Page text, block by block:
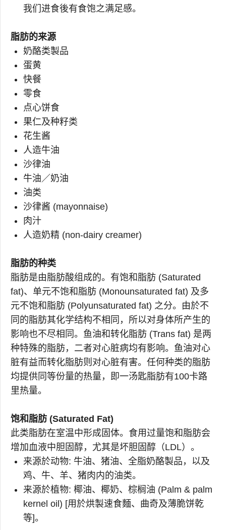
我们进食後有食饱之满足感。
脂肪的来源
奶酪类製品
蛋黄
快餐
零食
点心饼食
果仁及种籽类
花生酱
人造牛油
沙律油
牛油／奶油
油类
沙律酱 (mayonnaise)
肉汁
人造奶精 (non-dairy creamer)
脂肪的种类
脂肪是由脂肪酸组成的。有饱和脂肪 (Saturated
fat)、单元不饱和脂肪 (Monounsaturated fat) 及多
元不饱和脂肪 (Polyunsaturated fat) 之分。由於不
同的脂肪其化学结构不相同，所以对身体所产生的
影响也不尽相同。鱼油和转化脂肪 (Trans fat) 是两
种特殊的脂肪，二者对心脏病均有影响。鱼油对心
脏有益而转化脂肪则对心脏有害。任何种类的脂肪
均提供同等份量的热量，即一汤匙脂肪有100卡路
里热量。
饱和脂肪 (Saturated Fat)
此类脂肪在室温中形成固体。食用过量饱和脂肪会
增加血液中胆固醇，尤其是坏胆固醇（LDL）。
来源於动物: 牛油、猪油、全脂奶酪製品，以及
鸡、牛、羊、猪肉内的油类。
来源於植物: 椰油、椰奶、棕榈油 (Palm & palm
kernel oil) [用於烘製速食麵、曲奇及薄脆饼乾
等]。